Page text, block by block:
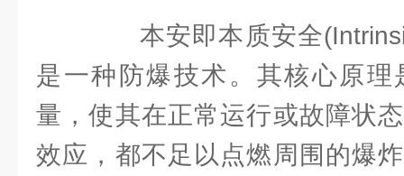
本安即本质安全
是一种防爆技术。其核心原
量，使其在正常运行或故障状
效应，都不足以点燃周围的爆